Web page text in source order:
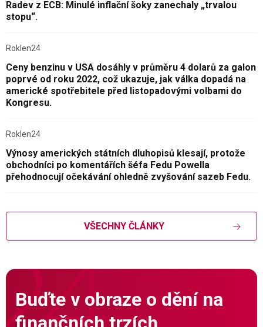
Radev z ECB: Minulé inflační šoky zanechaly „trvalou
stopu“.
Roklen24
Ceny benzinu v USA dosáhly v průměru 4 dolarů za galon
poprvé od roku 2022, což ukazuje, jak válka dopadá na
americké spotřebitele před listopadovými volbami do
Kongresu.
Roklen24
Výnosy amerických státních dluhopisů klesají, protože
obchodníci po komentářích šéfa Fedu Powella
přehodnocují očekávání ohledně zvyšování sazeb Fedu.
VŠECHNY ČLÁNKY
Buďte v obraze o dění na